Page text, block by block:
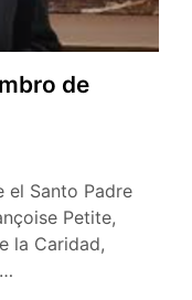
de
el Santo Padre
Petite,
la Caridad,